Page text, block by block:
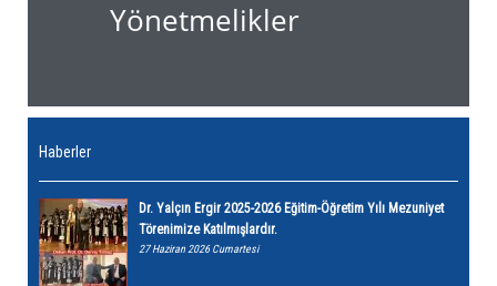
Yönetmelikler
Haberler
Dr. Yalçın Ergir 2025-2026 Eğitim-Öğretim Yılı Mezuniyet
Törenimize Katılmışlardır.
27 Haziran 2026 Cumartesi